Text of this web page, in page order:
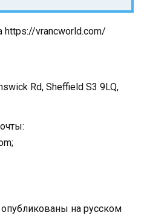
https://vrancworld.com/
Rd, Sheffield S3 9LQ,
на русском